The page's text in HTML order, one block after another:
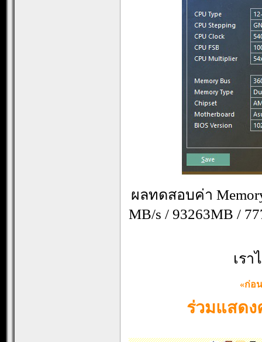
ผลทดสอบค่า
MB/s / 93263MB /
เร
«ก่อ
ร่วมแสด